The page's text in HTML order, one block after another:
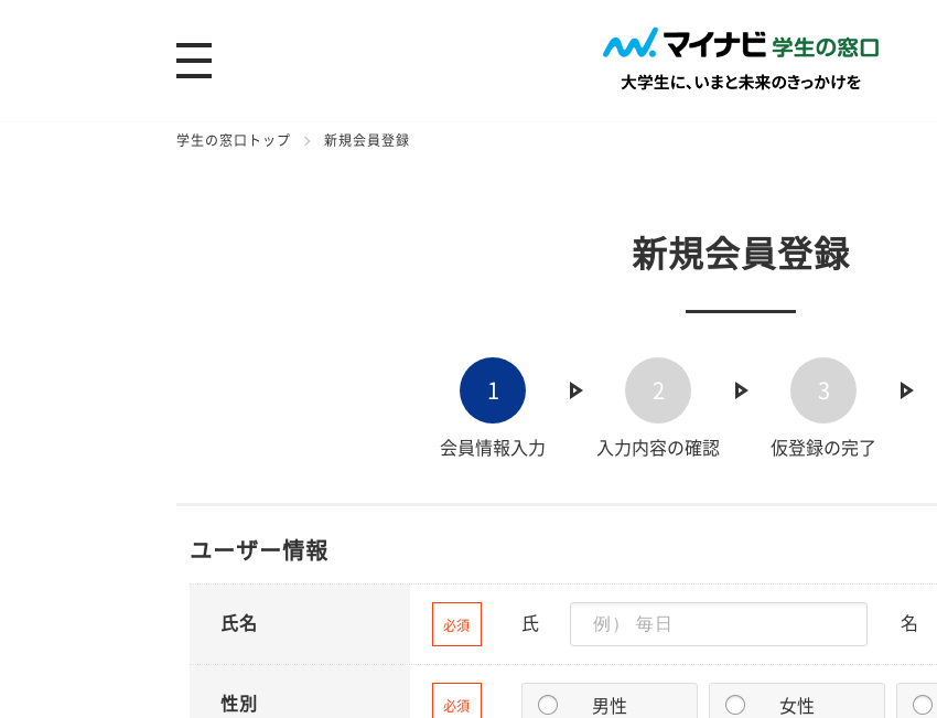
学生の窓口トップ 新規会員登録
新規会員登録
1
会員情報入力
2
入力内容の確認
3
仮登録の完了
ユーザー情報
氏名 必須 氏 名
性別 必須 男性 女性